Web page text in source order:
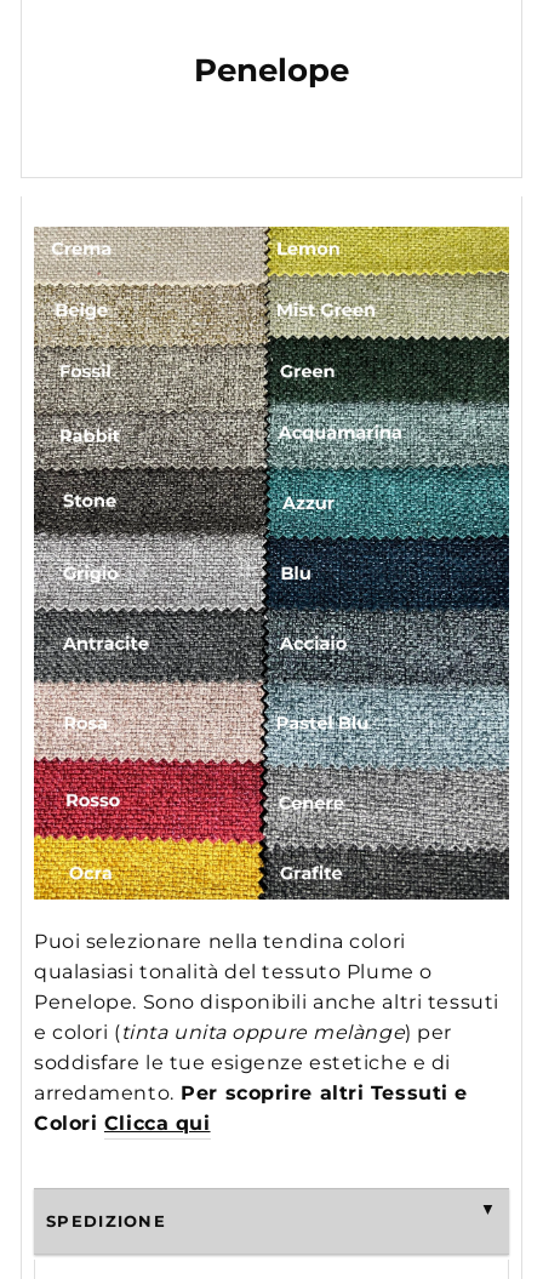
Penelope
Puoi selezionare nella tendina colori
qualasiasi tonalità del tessuto Plume o
Penelope. Sono disponibili anche altri tessuti
e colori (tinta unita oppure melànge) per
soddisfare le tue esigenze estetiche e di
arredamento. Per scoprire altri Tessuti e
Colori Clicca qui
SPEDIZIONE